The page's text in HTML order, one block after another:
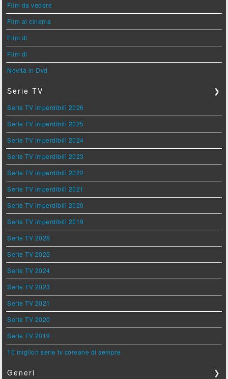
Film da vedere
Film al cinema
Film di
Film di
Novità in Dvd
Serie TV ❯
Serie TV imperdibili 2026
Serie TV imperdibili 2025
Serie TV imperdibili 2024
Serie TV imperdibili 2023
Serie TV imperdibili 2022
Serie TV imperdibili 2021
Serie TV imperdibili 2020
Serie TV imperdibili 2019
Serie TV 2026
Serie TV 2025
Serie TV 2024
Serie TV 2023
Serie TV 2021
Serie TV 2020
Serie TV 2019
10 migliori serie tv coreane di sempre
Generi ❯